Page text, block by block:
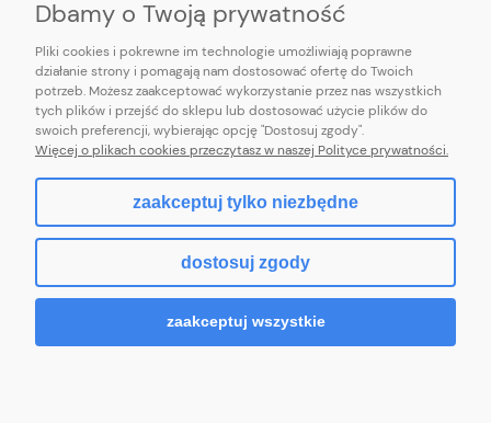
E-mail:pl101sukienek@gmail.com
101sukienek.pl
ul. Piotrkowska 317/11, Łódź 93-035, woj. łódzkie
pokaż pełną wersję strony
Sklep internetowy Shoper.pl
Dbamy o Twoją prywatność
Pliki cookies i pokrewne im technologie umożliwiają poprawne
działanie strony i pomagają nam dostosować ofertę do Twoich
potrzeb. Możesz zaakceptować wykorzystanie przez nas wszystkich
tych plików i przejść do sklepu lub dostosować użycie plików do
swoich preferencji, wybierając opcję "Dostosuj zgody".
Więcej o plikach cookies przeczytasz w naszej Polityce prywatności.
zaakceptuj tylko niezbędne
dostosuj zgody
zaakceptuj wszystkie